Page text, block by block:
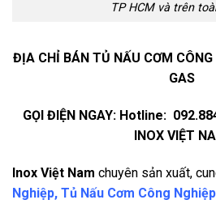
TP HCM và trên
ĐỊA CHỈ BÁN TỦ NẤU CƠM CÔNG
GAS
GỌI ĐIỆN NGAY: Hotline:
INOX VIỆT
Inox Việt Nam chuyên sản xuất,
Nghiệp, Tủ Nấu Cơm Công